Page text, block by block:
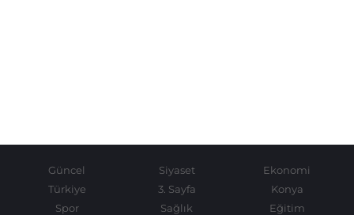
Güncel Siyaset
Ekonomi
Türkiye
3. Sayfa
Konya
Spor
Sağlık Eğitim